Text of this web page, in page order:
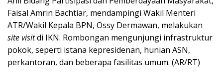
Faisal Amrin Bachtiar, mendampingi Wakil Menteri
ATR/Wakil Kepala BPN, Ossy Dermawan, melakukan
site visitdi IKN. Rombongan mengunjungi infrastruktur
pokok, seperti istana kepresidenan, hunian ASN,
perkantoran, dan beberapa fasilitas umum. (AR/RT)